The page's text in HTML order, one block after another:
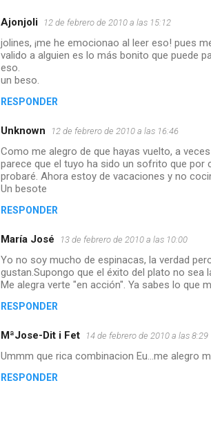
Ajonjoli 12 de febrero de 2010 a las 15:12
jolines, ¡me he emocionao al leer eso! pues
valido a alguien es lo más bonito que puede
eso.
un beso.
RESPONDER
Unknown 12 de febrero de 2010 a las 16:46
Como me alegro de que hayas vuelto, a
parece que el tuyo ha sido un sofrito que por
probaré. Ahora estoy de vacaciones y no
Un besote
RESPONDER
María José 13 de febrero de 2010 a las 10:00
Yo no soy mucho de espinacas, la verdad
gustan.Supongo que el éxito del plato no sea
Me alegra verte "en acción". Ya sabes lo que
RESPONDER
MªJose-Dit i Fet 14 de febrero de 2010 a las 8:29
Ummm que rica combinacion Eu...me alegro
RESPONDER